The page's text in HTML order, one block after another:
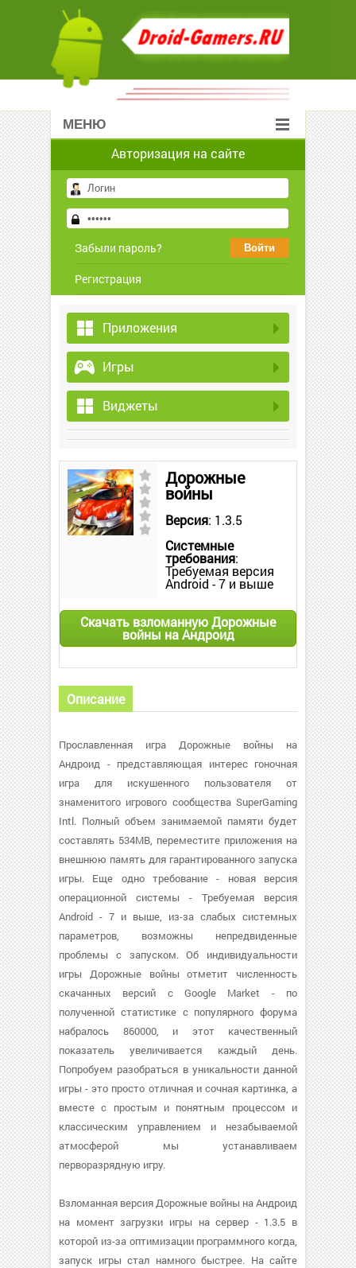
МЕНЮ
Авторизация на сайте
Забыли пароль?
Регистрация
Приложения
Игры
Виджеты
Дорожные
войны
Версия: 1.3.5
Системные
требования:
Требуемая версия
Android - 7 и выше
Скачать взломанную Дорожные
войны на Андроид
Описание
Прославленная игра Дорожные войны на
Андроид - представляющая интерес гоночная
игра для искушенного пользователя от
знаменитого игрового сообщества SuperGaming
Intl. Полный объем занимаемой памяти будет
составлять 534MB, переместите приложения на
внешнюю память для гарантированного запуска
игры. Еще одно требование - новая версия
операционной системы - Требуемая версия
Android - 7 и выше, из-за слабых системных
параметров, возможны непредвиденные
проблемы с запуском. Об индивидуальности
игры Дорожные войны отметит численность
скачанных версий с Google Market - по
полученной статистике с популярного форума
набралось 860000, и этот качественный
показатель увеличивается каждый день.
Попробуем разобраться в уникальности данной
игры - это просто отличная и сочная картинка, а
вместе с простым и понятным процессом и
классическим управлением и незабываемой
атмосферой мы устанавливаем
перворазрядную игру.
Взломанная версия Дорожные войны на Андроид
на момент загрузки игры на сервер - 1.3.5 в
которой из-за оптимизации программного когда,
запуск игры стал намного быстрее. На сайте